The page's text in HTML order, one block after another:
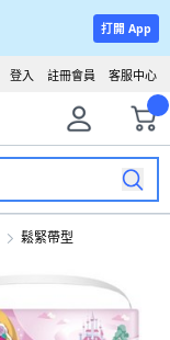
打開 App
客服中心
註冊會員
登入
鬆緊帶型